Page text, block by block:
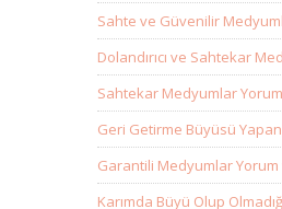
Sahte ve Güvenilir
Dolandırıcı ve Sahtekar
Sahtekar Medyumlar
Geri Getirme Büyüsü
Garantili Medyumlar
Karımda Büyü Olup